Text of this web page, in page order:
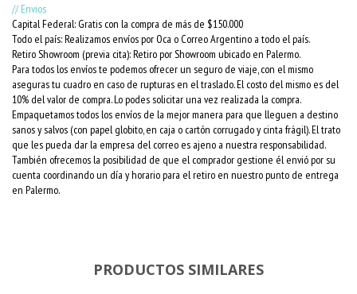
// Envios
Capital Federal: Gratis con la compra de más de $150.000
Todo el país: Realizamos envíos por Oca o Correo Argentino a todo el país.
Retiro Showroom (previa cita): Retiro por Showroom ubicado en Palermo.
Para todos los envíos te podemos ofrecer un seguro de viaje, con el mismo
aseguras tu cuadro en caso de rupturas en el traslado. El costo del mismo es del
10% del valor de compra. Lo podes solicitar una vez realizada la compra.
Empaquetamos todos los envíos de la mejor manera para que lleguen a destino
sanos y salvos (con papel globito, en caja o cartón corrugado y cinta frágil). El trato
que les pueda dar la empresa del correo es ajeno a nuestra responsabilidad.
También ofrecemos la posibilidad de que el comprador gestione él envió por su
cuenta coordinando un día y horario para el retiro en nuestro punto de entrega
en Palermo.
PRODUCTOS SIMILARES